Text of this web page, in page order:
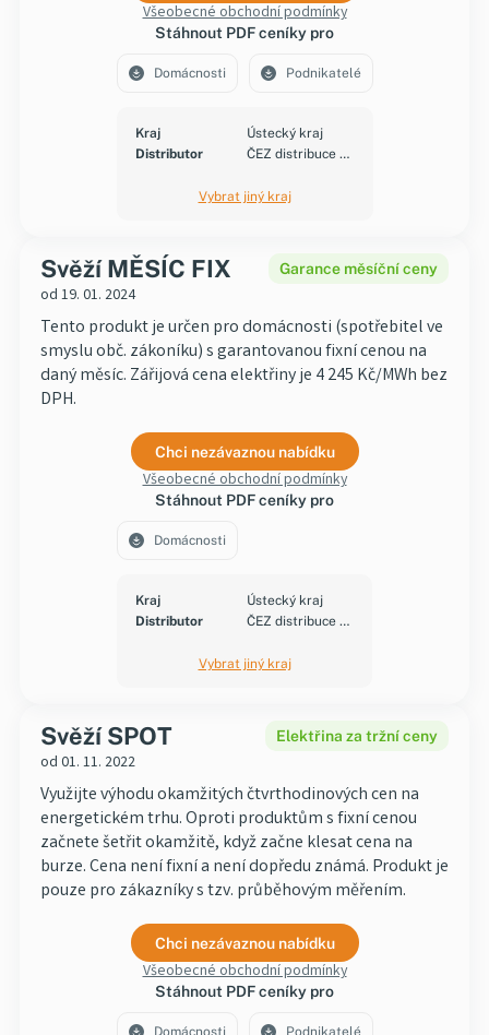
Všeobecné obchodní podmínky
Stáhnout PDF ceníky pro
Domácnosti Podnikatelé
Kraj
Ústecký kraj
Distributor
ČEZ distribuce a.s.
Vybrat jiný kraj
Svěží MĚSÍC FIX
od 19. 01. 2024
Garance měsíční ceny
Tento produkt je určen pro domácnosti (spotřebitel ve
smyslu obč. zákoníku) s garantovanou fixní cenou na
daný měsíc. Zářijová cena elektřiny je 4 245 Kč/MWh bez
DPH.
Chci nezávaznou nabídku
Všeobecné obchodní podmínky
Stáhnout PDF ceníky pro
Domácnosti
Kraj
Ústecký kraj
Distributor
ČEZ distribuce a.s.
Vybrat jiný kraj
Svěží SPOT
od 01. 11. 2022
Elektřina za tržní ceny
Využijte výhodu okamžitých čtvrthodinových cen na
energetickém trhu. Oproti produktům s fixní cenou
začnete šetřit okamžitě, když začne klesat cena na
burze. Cena není fixní a není dopředu známá. Produkt je
pouze pro zákazníky s tzv. průběhovým měřením.
Chci nezávaznou nabídku
Všeobecné obchodní podmínky
Stáhnout PDF ceníky pro